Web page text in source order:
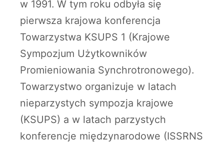
w 1991. W tym roku odbyła się
pierwsza krajowa konferencja
Towarzystwa KSUPS 1 (Krajowe
Sympozjum Użytkowników
Promieniowania Synchrotronowego).
Towarzystwo organizuje w latach
nieparzystych sympozja krajowe
(KSUPS) a w latach parzystych
konferencje międzynarodowe (ISSRNS